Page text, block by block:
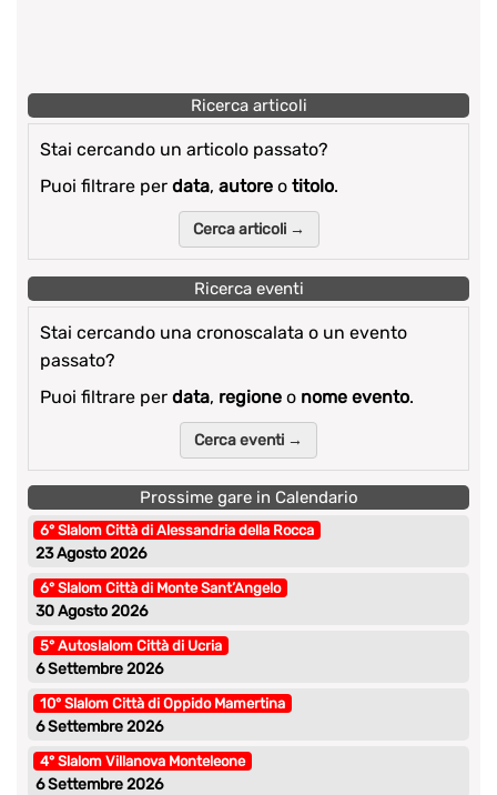
Ricerca articoli
Stai cercando un articolo passato?
Puoi filtrare per data, autore o titolo.
Cerca articoli →
Ricerca eventi
Stai cercando una cronoscalata o un evento
passato?
Puoi filtrare per data, regione o nome evento.
Cerca eventi →
Prossime gare in Calendario
6° Slalom Città di Alessandria della Rocca
23 Agosto 2026
6° Slalom Città di Monte Sant’Angelo
30 Agosto 2026
5° Autoslalom Città di Ucria
6 Settembre 2026
10° Slalom Città di Oppido Mamertina
6 Settembre 2026
4° Slalom Villanova Monteleone
6 Settembre 2026